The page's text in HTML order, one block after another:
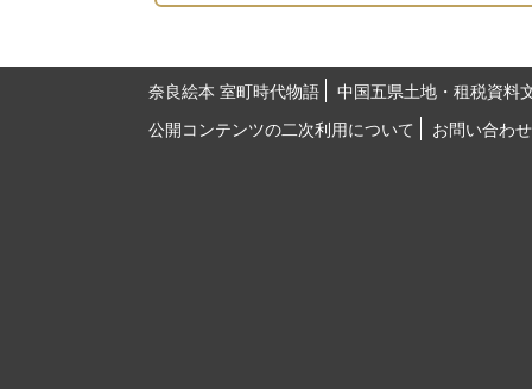
奈良絵本 室町時代物語
中国五県土地・租税資料
公開コンテンツの二次利用について
お問い合わせ